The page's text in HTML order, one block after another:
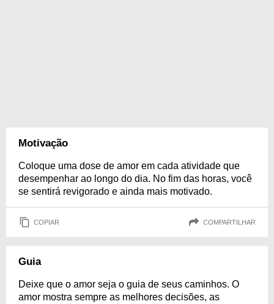
Motivação
Coloque uma dose de amor em cada atividade que
desempenhar ao longo do dia. No fim das horas, você
se sentirá revigorado e ainda mais motivado.
COPIAR COMPARTILHAR
Guia
Deixe que o amor seja o guia de seus caminhos. O
amor mostra sempre as melhores decisões, as